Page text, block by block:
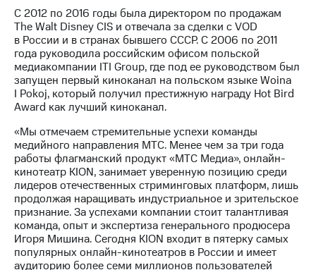
управление
Корпоративный
секретарь
Раскрытие
информации
Информация
акционерам
Документы
ПАО
"МТС"
Собрания
акционеров
Личный
кабинет
акционера
Акционерный
капитал
Контроль
и
С 2012 по 2016 годы была директором по продажам
The Walt Disney CIS и отвечала за сделки с VOD
в России и в странах бывшего СССР. С 2006 по 2011
года руководила российским офисом польской
медиакомпании ITI Group, где под ее руководством был
запущен первый киноканал на польском языке Woina
I Pokoj, который получил престижную награду Hot Bird
Award как лучший киноканал.
«Мы отмечаем стремительные успехи команды
медийного направления МТС. Менее чем за три года
работы флагманский продукт «МТС Медиа», онлайн-
кинотеатр KION, занимает уверенную позицию среди
лидеров отечественных стриминговых платформ, лишь
продолжая наращивать индустриальное и зрительское
признание. За успехами компании стоит талантливая
команда, опыт и экспертиза генерального продюсера
Игоря Мишина. Сегодня KION входит в пятерку самых
популярных онлайн-кинотеатров в России и имеет
аудиторию более семи миллионов пользователей